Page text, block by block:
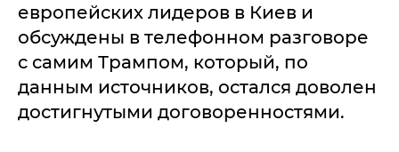
европейских лидеров в Киев и
обсуждены в телефонном разговоре
с самим Трампом, который, по
данным источников, остался доволен
достигнутыми договоренностями.